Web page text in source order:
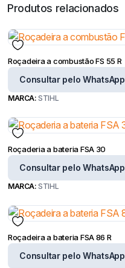
Produtos relacionados
Roçadeira a combustão FS 55 R
Consultar pelo WhatsApp
MARCA:STIHL
Roçaderia a bateria FSA 30
Consultar pelo WhatsApp
MARCA:STIHL
Roçadeira a bateria FSA 86 R
Consultar pelo WhatsApp